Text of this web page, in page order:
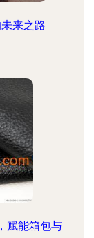
来之路
赋能箱包与